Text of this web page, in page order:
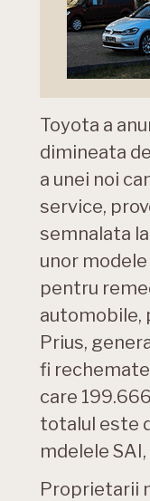
Toyota a
dimineata
a unei noi
service,
semnalata
unor
pentru
automobile,
Prius,
fi
care
totalul este
mdelele
Proprietarii